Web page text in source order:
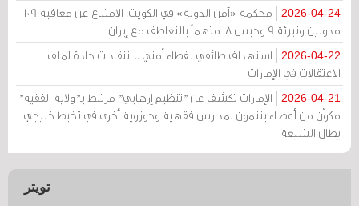
2026-04-24
محكمة «أمن الدولة» في الكويت: الامتناع عن معاقبة 109
مدونين وتبرئة 9 وحبس 18 متهماً بالتعاطف مع إيران
2026-04-22
استهداف طائفي بغطاء أمني .. انتقادات حادة لملف
الاعتقالات في الإمارات
2026-04-21
الإمارات تكشف عن "تنظيم إرهابي" مرتبط بـ"ولاية الفقيه"
مكوّن من أعضاء ينتمون لمدارس فقهية وحوزوية أخرى في تخبط خليجي
يطال الشيعة
تويتر